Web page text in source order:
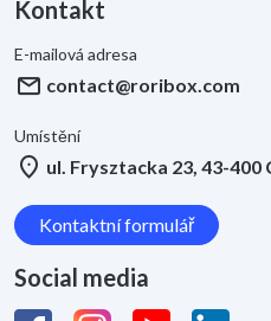
Kontakt
E-mailová adresa
mail contact@roribox.com
Umístění
location_on ul. Frysztacka 23, 43-400
Kontaktní formulář
Social media